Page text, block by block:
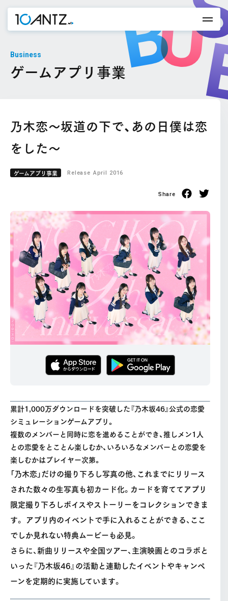
Business
ゲームアプリ事業
乃木恋～坂道の下で、あの日僕は恋
をした～
ゲームアプリ事業 Release April 2016
Share
累計1,000万ダウンロードを突破した『乃木坂46』公式の恋愛
シミュレーションゲームアプリ。
複数のメンバーと同時に恋を進めることができ、推しメン1人
との恋愛をとことん楽しむか、いろいろなメンバーとの恋愛を
楽しむかはプレイヤー次第。
「乃木恋」だけの撮り下ろし写真の他、これまでにリリース
された数々の生写真も初カード化。カードを育ててアプリ
限定撮り下ろしボイスやストーリーをコレクションできま
す。 アプリ内のイベントで手に入れることができる、ここ
でしか見れない特典ムービーも必見。
さらに、新曲リリースや全国ツアー、主演映画とのコラボと
いった『乃木坂46』の活動と連動したイベントやキャンペ
ーンを定期的に実施しています。